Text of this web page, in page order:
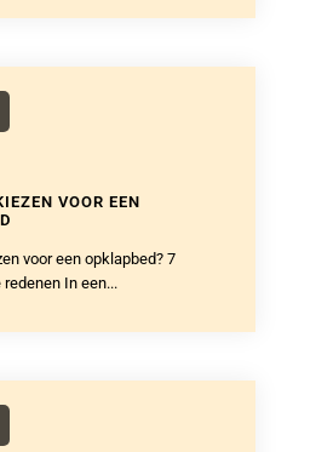
VOOR EEN
voor een opklapbed? 7
In een...